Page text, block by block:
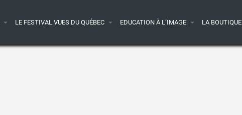
LE FESTIVAL VUES DU QUÉBEC EDUCATION À L’IMAGE LA BOUTIQUE